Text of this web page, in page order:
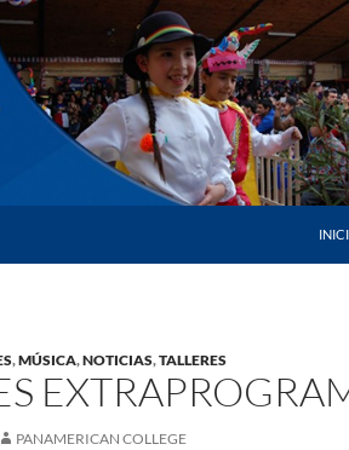
,MÚSICA,NOTICIAS,TALLERES
PANAMERICAN COLLEGE